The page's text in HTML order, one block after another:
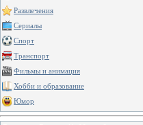
Развлечения
Сериалы
Спорт
Транспорт
Фильмы и анимация
Хобби и образование
Юмор